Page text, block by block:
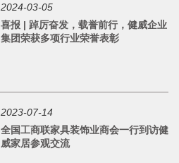
2024-03-05
喜报 | 踔厉奋发，载誉前行，健威企业
集团荣获多项行业荣誉表彰
2023-07-14
全国工商联家具装饰业商会一行到访健
威家居参观交流